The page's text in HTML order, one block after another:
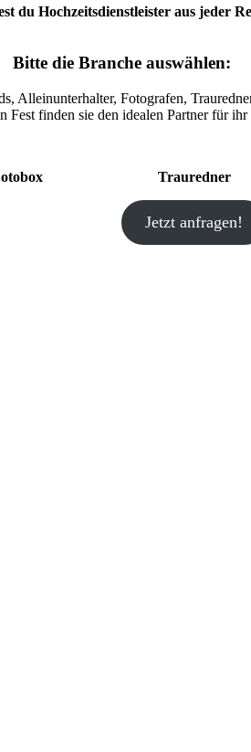
du Hochzeitsdienstleister aus jeder
Bitte die Branche auswählen:
Alleinunterhalter, Fotografen,
Fest finden sie den idealen Partner für ihr
Trauredner
Jetzt anfragen!